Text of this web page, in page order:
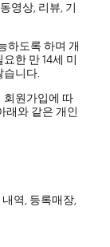
영상, 리뷰, 기
하도록 하며 개
한 만 14세 미
습니다.
회원가입에 따
래와 같은 개인
역, 등록매장,